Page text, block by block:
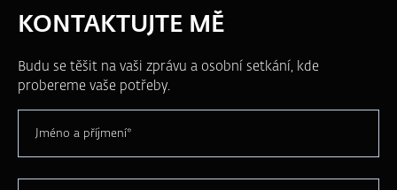
KONTAKTUJTE MĚ
Budu se těšit na vaši zprávu a osobní setkání, kde
probereme vaše potřeby.
Jméno a příjmení*